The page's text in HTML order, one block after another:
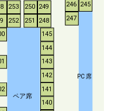
ペア席
PC 席
140
141
142
143
144
145
245
246
247
248
249
250
251
252
253